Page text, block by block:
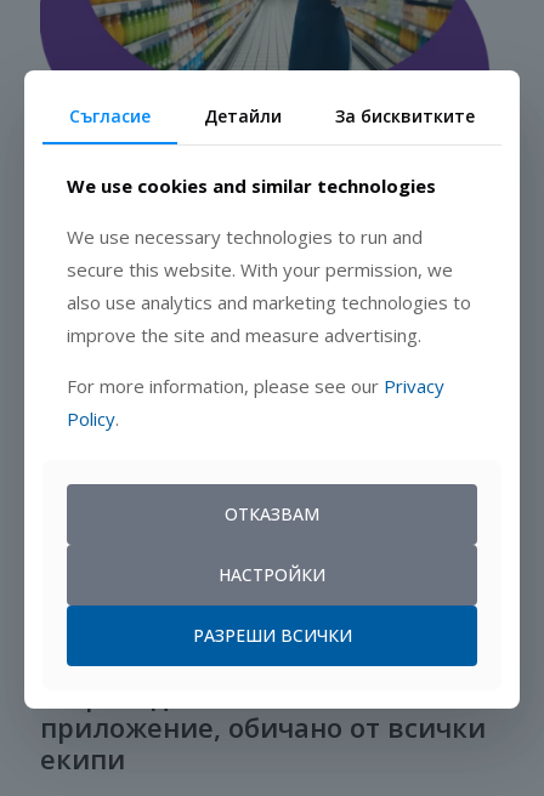
приложение, обичано от всички
екипи
Съгласие Детайли За бисквитките
We use cookies and similar technologies
We use necessary technologies to run and
secure this website. With your permission, we
also use analytics and marketing technologies to
improve the site and measure advertising.
For more information, please see our Privacy
Policy.
ОТКАЗВАМ
НАСТРОЙКИ
РАЗРЕШИ ВСИЧКИ